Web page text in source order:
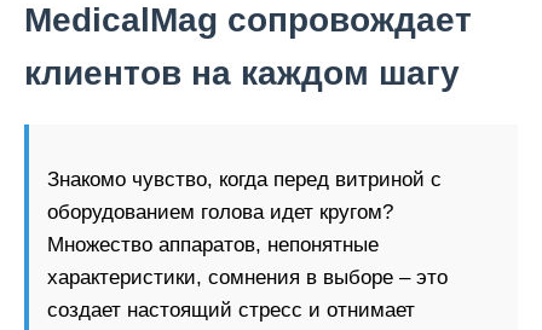
MedicalMag сопровождает
клиентов на каждом шагу
Знакомо чувство, когда перед витриной с
оборудованием голова идет кругом?
Множество аппаратов, непонятные
характеристики, сомнения в выборе – это
создает настоящий стресс и отнимает